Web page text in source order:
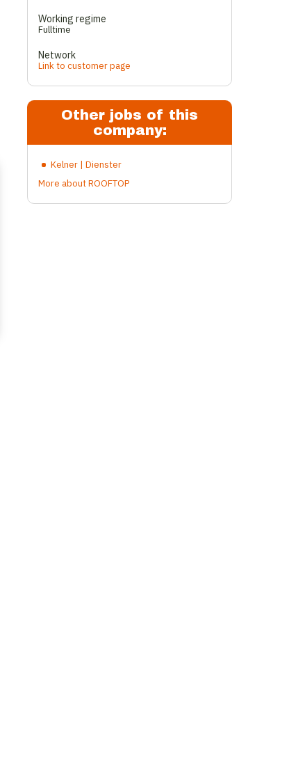
Working regime
Fulltime
Network
Link to customer page
Other jobs of this
company:
Kelner | Dienster
More about ROOFTOP